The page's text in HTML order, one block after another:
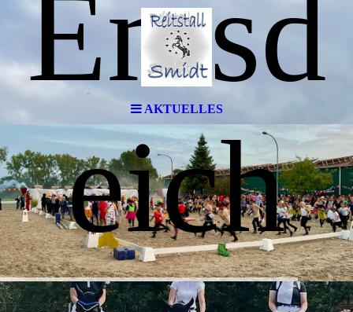
AKTUELLES
Emsd
eich